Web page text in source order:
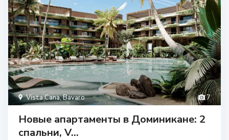
7
Vista Cana,Bavaro
Новые апартаменты в Доминикане: 2
спальни, V...